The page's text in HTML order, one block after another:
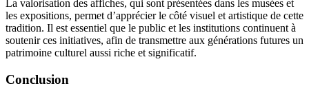
La valorisation des affiches, qui sont présentées dans les musées et
les expositions, permet d’apprécier le côté visuel et artistique de cette
tradition. Il est essentiel que le public et les institutions continuent à
soutenir ces initiatives, afin de transmettre aux générations futures un
patrimoine culturel aussi riche et significatif.
Conclusion